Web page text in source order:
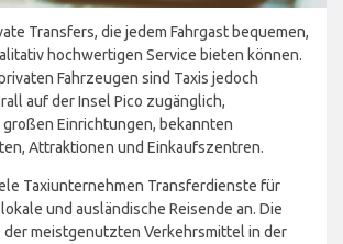
Transfers, die jedem Fahrgast bequemen,
hochwertigen Service bieten können.
Fahrzeugen sind Taxis jedoch
auf der Insel Pico zugänglich,
Einrichtungen, bekannten
Attraktionen und Einkaufszentren.
Taxiunternehmen Transferdienste für
und ausländische Reisende an. Die
der meistgenutzten Verkehrsmittel in der